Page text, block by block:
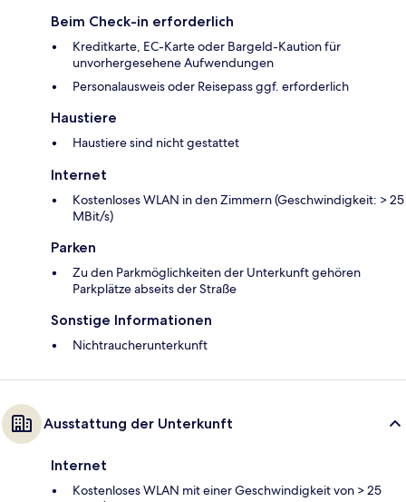
Beim Check-in erforderlich
Kreditkarte, EC-Karte oder Bargeld-Kaution für
unvorhergesehene Aufwendungen
Personalausweis oder Reisepass ggf. erforderlich
Haustiere
Haustiere sind nicht gestattet
Internet
Kostenloses WLAN in den Zimmern (Geschwindigkeit: > 25
MBit/s)
Parken
Zu den Parkmöglichkeiten der Unterkunft gehören
Parkplätze abseits der Straße
Sonstige Informationen
Nichtraucherunterkunft
Ausstattung der Unterkunft
Internet
Kostenloses WLAN mit einer Geschwindigkeit von > 25